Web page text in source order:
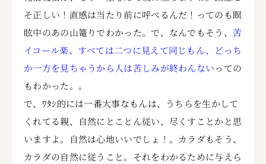
そ正しい！直感は当たり前に呼べるんだ！ってのも瞑
眩中のあの山篭りでわかった。で、なんでもそう、 苦
イコール楽、すべては二つに見えて同じもん、どっち
か一方を見ちゃうから人は苦しみが終わんないっての
もわかった。。
で、ﾜﾀｼ的には一番大事なもんは、うちらを生かして
くれてる親、自然にとことん従い、尽くすことかと思
いますよ。自然は心地いいでしょ！。カラダもそう、
カラダの自然に従うこと。それをわかるために与えら